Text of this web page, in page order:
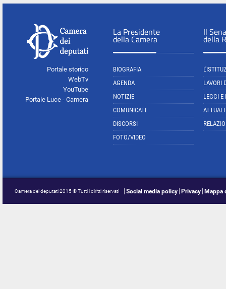
Portale storico
WebTv
YouTube
Portale Luce - Camera
La Presidente
della Camera
BIOGRAFIA
AGENDA
NOTIZIE
COMUNICATI
DISCORSI
FOTO/VIDEO
Il
della
LAVORI
LEGGI E
Camera dei deputati 2015 © Tutti i diritti riservati Social media policy Privacy Mappa